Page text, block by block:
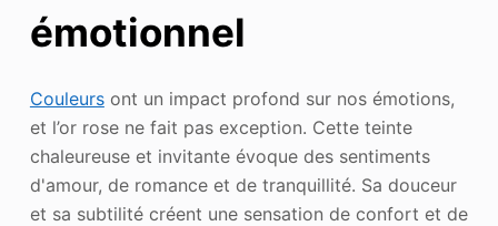
émotionnel
Couleursont un impact profond sur nos émotions,
et l’or rose ne fait pas exception. Cette teinte
chaleureuse et invitante évoque des sentiments
d'amour, de romance et de tranquillité. Sa douceur
et sa subtilité créent une sensation de confort et de